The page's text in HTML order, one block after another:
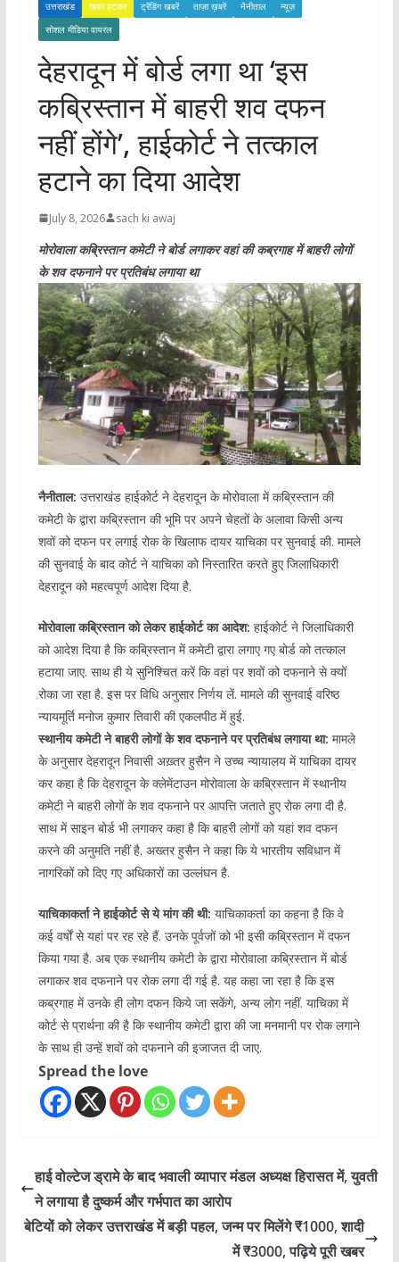
उत्तराखंड खबर हटकर ट्रेंडिंग खबरें ताज़ा ख़बरें नैनीताल
न्यूज़
सोशल मीडिया वायरल
देहरादून में बोर्ड लगा था ‘इस
कब्रिस्तान में बाहरी शव दफन
नहीं होंगे’, हाईकोर्ट ने तत्काल
हटाने का दिया आदेश
July 8, 2026 sach ki awaj
मोरोवाला कब्रिस्तान कमेटी ने बोर्ड लगाकर वहां की कब्रगाह में बाहरी लोगों
के शव दफनाने पर प्रतिबंध लगाया था
नैनीताल: उत्तराखंड हाईकोर्ट ने देहरादून के मोरोवाला में कब्रिस्तान की
कमेटी के द्वारा कब्रिस्तान की भूमि पर अपने चेहतों के अलावा किसी अन्य
शवों को दफन पर लगाई रोक के खिलाफ दायर याचिका पर सुनवाई की. मामले
की सुनवाई के बाद कोर्ट ने याचिका को निस्तारित करते हुए जिलाधिकारी
देहरादून को महत्वपूर्ण आदेश दिया है.
मोरोवाला कब्रिस्तान को लेकर हाईकोर्ट का आदेश: हाईकोर्ट ने जिलाधिकारी
को आदेश दिया है कि कब्रिस्तान में कमेटी द्वारा लगाए गए बोर्ड को तत्काल
हटाया जाए. साथ ही ये सुनिश्चित करें कि वहां पर शवों को दफनाने से क्यों
रोका जा रहा है. इस पर विधि अनुसार निर्णय लें. मामले की सुनवाई वरिष्ठ
न्यायमूर्ति मनोज कुमार तिवारी की एकलपीठ में हुई.
स्थानीय कमेटी ने बाहरी लोगों के शव दफनाने पर प्रतिबंध लगाया था: मामले
के अनुसार देहरादून निवासी अख़्तर हुसैन ने उच्च न्यायालय में याचिका दायर
कर कहा है कि देहरादून के क्लेमेंटाउन मोरोवाला के कब्रिस्तान में स्थानीय
कमेटी ने बाहरी लोगों के शव दफनाने पर आपत्ति जताते हुए रोक लगा दी है.
साथ में साइन बोर्ड भी लगाकर कहा है कि बाहरी लोगों को यहां शव दफन
करने की अनुमति नहीं है. अख्तर हुसैन ने कहा कि ये भारतीय सविधान में
नागरिकों को दिए गए अधिकारों का उल्लंघन है.
याचिकाकर्ता ने हाईकोर्ट से ये मांग की थी: याचिकाकर्ता का कहना है कि वे
कई वर्षों से यहां पर रह रहे हैं. उनके पूर्वजों को भी इसी कब्रिस्तान में दफन
किया गया है. अब एक स्थानीय कमेटी के द्वारा मोरोवाला कब्रिस्तान में बोर्ड
लगाकर शव दफनाने पर रोक लगा दी गई है. यह कहा जा रहा है कि इस
कब्रगाह में उनके ही लोग दफन किये जा सकेंगे, अन्य लोग नहीं. याचिका में
कोर्ट से प्रार्थना की है कि स्थानीय कमेटी द्वारा की जा मनमानी पर रोक लगाने
के साथ ही उन्हें शवों को दफनाने की इजाजत दी जाए.
Spread the love
हाई वोल्टेज ड्रामे के बाद भवाली व्यापार मंडल अध्यक्ष हिरासत में, युवती
ने लगाया है दुष्कर्म और गर्भपात का आरोप
बेटियों को लेकर उत्तराखंड में बड़ी पहल, जन्म पर मिलेंगे ₹1000, शादी
में ₹3000, पढ़िये पूरी खबर